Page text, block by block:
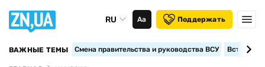
RU Аа Поддержать
ВАЖНЫЕ ТЕМЫ Смена правительства и руководства ВСУ